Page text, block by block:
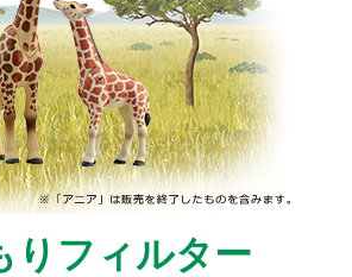
りフィルター